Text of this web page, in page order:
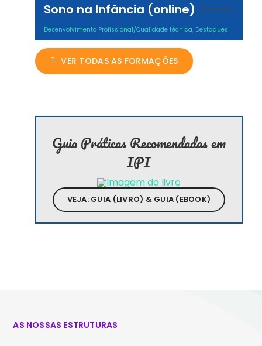
Sono na Infância (online)
Desenvolvimento Profissional/Qualidade técnica, Destaques
VER TODAS AS FORMAÇÕES
Guia Práticas Recomendadas em
IPI
VEJA: GUIA (LIVRO) & GUIA (EBOOK)
AS NOSSAS ESTRUTURAS